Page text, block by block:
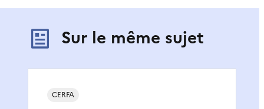
Sur le même sujet
CERFA